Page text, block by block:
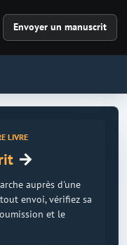
Envoyer un manuscrit
LIVRE
→
auprès d'une
envoi, vérifiez sa
et le